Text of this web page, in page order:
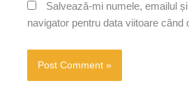
Salvează-mi numele, emailul
navigator pentru data viitoare când